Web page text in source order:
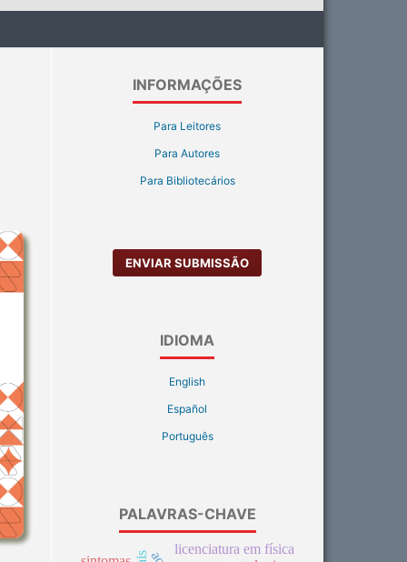
INFORMAÇÕES
Para Leitores
Para Autores
Para Bibliotecários
ENVIAR SUBMISSÃO
IDIOMA
English
Español
Português
PALAVRAS-CHAVE
licenciatura em física